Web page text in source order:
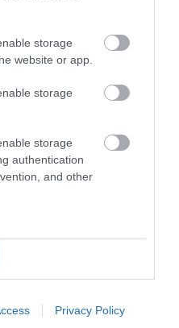
storage
website or app.
storage
storage
authentication
and other
Privacy Policy